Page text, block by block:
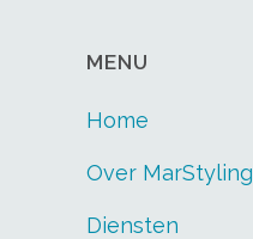
MENU
Home
Over MarStyling
Diensten